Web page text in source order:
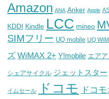
Amazon ANA Anker Apple
KDDI Kindle LCC mineo
SIMフリー UQ mobile UQ
ズ WiMAX 2+ Y!mobile エア
シェアサイクル ジェットスター
イムセール ドコモ ドコ